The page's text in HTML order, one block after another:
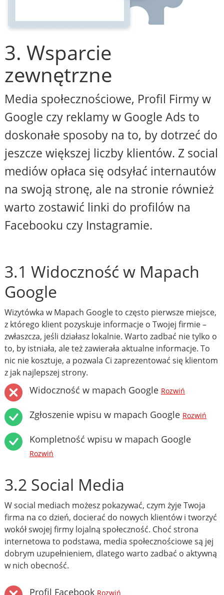
3. Wsparcie
zewnętrzne
Media społecznościowe, Profil Firmy w
Google czy reklamy w Google Ads to
doskonałe sposoby na to, by dotrzeć do
jeszcze większej liczby klientów. Z social
mediów opłaca się odsyłać internautów
na swoją stronę, ale na stronie również
warto zostawić linki do profilów na
Facebooku czy Instagramie.
3.1 Widoczność w Mapach
Google
Wizytówka w Mapach Google to często pierwsze miejsce,
z którego klient pozyskuje informacje o Twojej firmie –
zwłaszcza, jeśli działasz lokalnie. Warto zadbać nie tylko o
to, by istniała, ale też zawierała aktualne informacje. To
nic nie kosztuje, a pozwala Ci zaprezentować się klientom
z jak najlepszej strony.
Widoczność w mapach Google Rozwiń
Zgłoszenie wpisu w mapach Google Rozwiń
Kompletność wpisu w mapach Google
Rozwiń
3.2 Social Media
W social mediach możesz pokazywać, czym żyje Twoja
firma na co dzień, docierać do nowych klientów i tworzyć
wokół swojej firmy lojalną społeczność. Choć strona
internetowa to podstawa, media społecznościowe są jej
dobrym uzupełnieniem, dlatego warto zadbać o aktywną
w nich obecność.
Profil Facebook